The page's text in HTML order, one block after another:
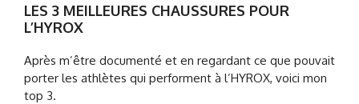
LES 3 MEILLEURES CHAUSSURES POUR
L’HYROX
Après m’être documenté et en regardant ce que pouvait
porter les athlètes qui performent à l’HYROX, voici mon
top 3.